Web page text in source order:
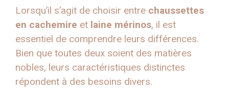
Lorsqu’il s’agit de choisir entre chaussettes
en cachemire et laine mérinos, il est
essentiel de comprendre leurs différences.
Bien que toutes deux soient des matières
nobles, leurs caractéristiques distinctes
répondent à des besoins divers.